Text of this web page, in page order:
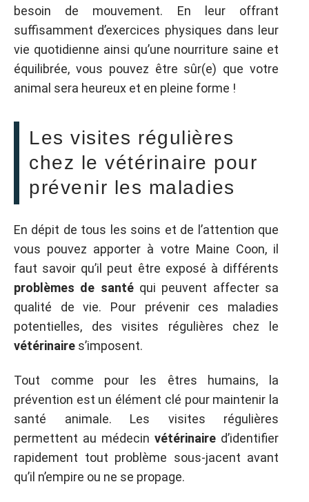
besoin de mouvement. En leur offrant
suffisamment d’exercices physiques dans leur
vie quotidienne ainsi qu’une nourriture saine et
équilibrée, vous pouvez être sûr(e) que votre
animal sera heureux et en pleine forme !
Les visites régulières
chez le vétérinaire pour
prévenir les maladies
En dépit de tous les soins et de l’attention que
vous pouvez apporter à votre Maine Coon, il
faut savoir qu’il peut être exposé à différents
problèmes de santéqui peuvent affecter sa
qualité de vie. Pour prévenir ces maladies
potentielles, des visites régulières chez le
vétérinaire s’imposent.
Tout comme pour les êtres humains, la
prévention est un élément clé pour maintenir la
santé animale. Les visites régulières
permettent au médecin vétérinaire d’identifier
rapidement tout problème sous-jacent avant
qu’il n’empire ou ne se propage.